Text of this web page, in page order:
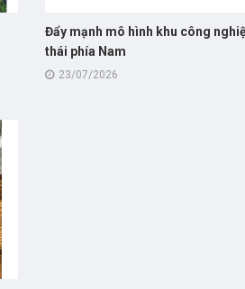
Đẩy mạnh mô hình khu công
thái phía Nam
23/07/2026